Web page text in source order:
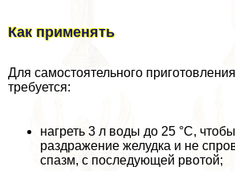
Как применять
Для самостоятельного
требуется:
нагреть 3 л воды до 25 °C,
раздражение желудка и не
спазм, с последующей рвотой;